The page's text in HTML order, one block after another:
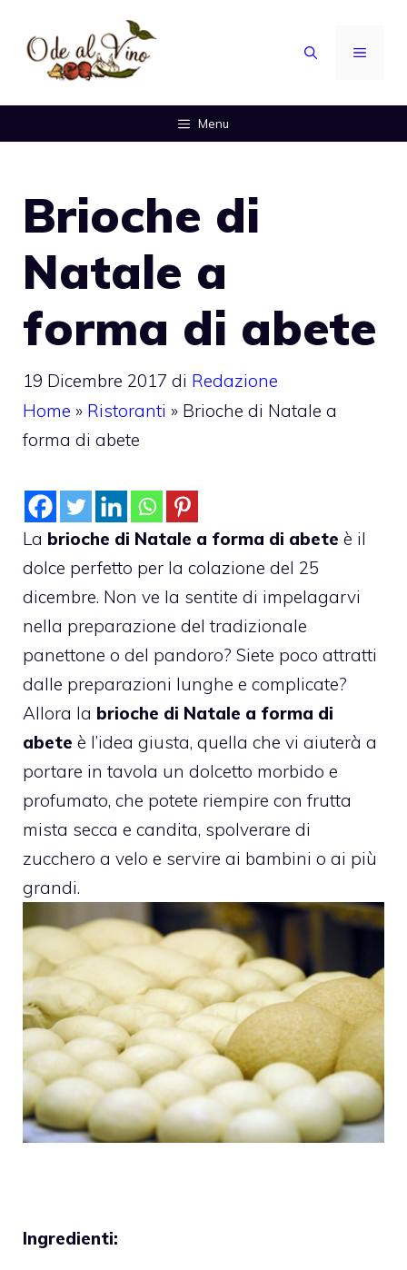
contenuto
MENU
Menu
Brioche di
Natale a
forma di abete
19 Dicembre 2017 di Redazione
Home » Ristoranti » Brioche di Natale a
forma di abete
La brioche di Natale a forma di abete è il
dolce perfetto per la colazione del 25
dicembre. Non ve la sentite di impelagarvi
nella preparazione del tradizionale
panettone o del pandoro? Siete poco attratti
dalle preparazioni lunghe e complicate?
Allora la brioche di Natale a forma di
abete è l’idea giusta, quella che vi aiuterà a
portare in tavola un dolcetto morbido e
profumato, che potete riempire con frutta
mista secca e candita, spolverare di
zucchero a velo e servire ai bambini o ai più
grandi.
Ingredienti: